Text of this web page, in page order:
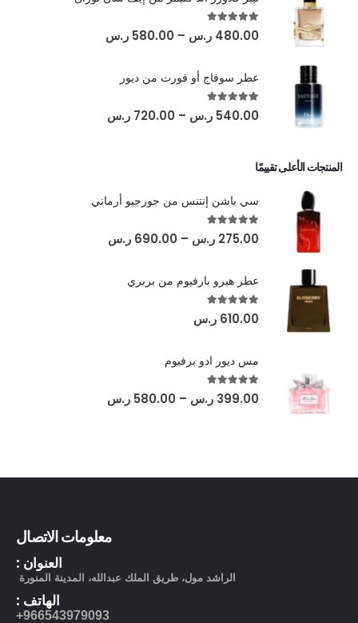
5.00
out of 5
480.00 ر.س –
580.00 ر.س
عطر سوفاج أو فورت من ديور
5.00
out of 5
540.00 ر.س –
720.00 ر.س
المنتجات الأعلى تقييمًا
سي باشن إنتنس من جورجيو أرماني
5.00
out of 5
275.00 ر.س –
690.00 ر.س
عطر هيرو بارفيوم من بربري
5.00
out of 5
610.00 ر.س
مس ديور ادو برفيوم
5.00
out of 5
399.00 ر.س –
580.00 ر.س
معلومات الاتصال
العنوان :
الراشد مول، طريق الملك عبدالله، المدينة المنورة
الهاتف :
966543979093+